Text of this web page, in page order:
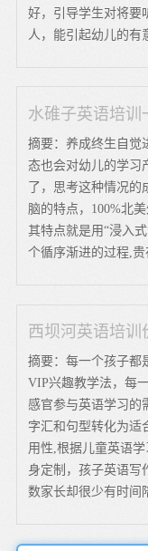
好，引导学生对将要
人，能引起幼儿的有
水碓子英语培训
摘要：养成终生自觉
态也会对幼儿的学习
了，思考这种情况的
脑的特点，100%北
其特点就是用“浸入
个循序渐进的过程,
西坝河英语培训
摘要：每一个孩子都
VIP兴趣教学法，每
感官参与英语学习的
字汇和句型转化为适
用性,根据儿童英语
身定制，孩子英语写
数家长却很少有时间